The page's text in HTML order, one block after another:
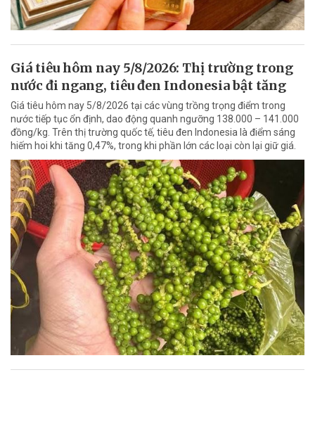
Giá tiêu hôm nay 5/8/2026: Thị trường trong
nước đi ngang, tiêu đen Indonesia bật tăng
Giá tiêu hôm nay 5/8/2026 tại các vùng trồng trọng điểm trong
nước tiếp tục ổn định, dao động quanh ngưỡng 138.000 – 141.000
đồng/kg. Trên thị trường quốc tế, tiêu đen Indonesia là điểm sáng
hiếm hoi khi tăng 0,47%, trong khi phần lớn các loại còn lại giữ giá.